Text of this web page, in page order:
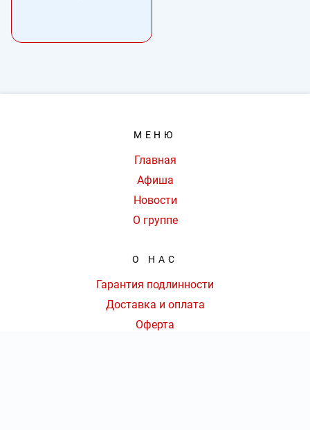
МЕНЮ
Главная
Афиша
Новости
О группе
О НАС
Гарантия подлинности
Доставка и оплата
Оферта